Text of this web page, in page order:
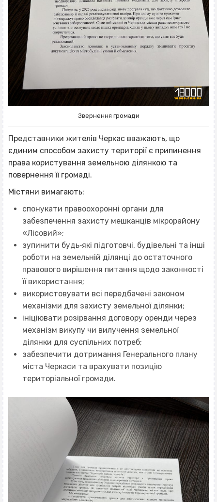
Звернення громади
Представники жителів Черкас вважають, що
єдиним способом захисту території є припинення
права користування земельною ділянкою та
повернення її громаді.
Містяни вимагають:
спонукати правоохоронні органи для
забезпечення захисту мешканців мікрорайону
«Лісовий»;
зупинити будь‐які підготовчі, будівельні та інші
роботи на земельній ділянці до остаточного
правового вирішення питання щодо законності
її використання;
використовувати всі передбачені законом
механізми для захисту земельної ділянки;
ініціювати розірвання договору оренди через
механізм викупу чи вилучення земельної
ділянки для суспільних потреб;
забезпечити дотримання Генерального плану
міста Черкаси та врахувати позицію
територіальної громади.